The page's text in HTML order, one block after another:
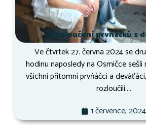
Rozloučení prvňáčků s
Ve čtvrtek 27. června 2024 se
hodinu naposledy na Osmičce
všichni přítomní prvňáčci a
rozloučili....
1 července, 2024